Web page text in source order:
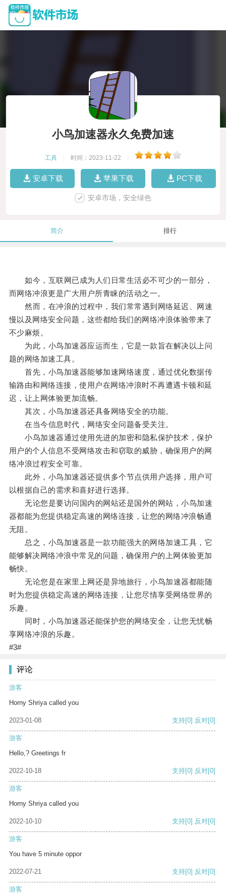
小鸟加速器永久免费加速
工具 时间：2023-11-22
安卓下载 苹果下载 PC下载
安卓市场，安全绿色
简介 排行
如今，互联网已成为人们日常生活必不可少的一部分，
而网络冲浪更是广大用户所青睐的活动之一。
然而，在冲浪的过程中，我们常常遇到网络延迟、网速
慢以及网络安全问题，这些都给我们的网络冲浪体验带来了
不少麻烦。
为此，小鸟加速器应运而生，它是一款旨在解决以上问
题的网络加速工具。
首先，小鸟加速器能够加速网络速度，通过优化数据传
输路由和网络连接，使用户在网络冲浪时不再遭遇卡顿和延
迟，让上网体验更加流畅。
其次，小鸟加速器还具备网络安全的功能。
在当今信息时代，网络安全问题备受关注。
小鸟加速器通过使用先进的加密和隐私保护技术，保护
用户的个人信息不受网络攻击和窃取的威胁，确保用户的网
络冲浪过程安全可靠。
此外，小鸟加速器还提供多个节点供用户选择，用户可
以根据自己的需求和喜好进行选择。
无论您是要访问国内的网站还是国外的网站，小鸟加速
器都能为您提供稳定高速的网络连接，让您的网络冲浪畅通
无阻。
总之，小鸟加速器是一款功能强大的网络加速工具，它
能够解决网络冲浪中常见的问题，确保用户的上网体验更加
畅快。
无论您是在家里上网还是异地旅行，小鸟加速器都能随
时为您提供稳定高速的网络连接，让您尽情享受网络世界的
乐趣。
同时，小鸟加速器还能保护您的网络安全，让您无忧畅
享网络冲浪的乐趣。
#3#
评论
游客
Horny Shriya called you
2023-01-08 支持[0] 反对[0]
游客
Hello,? Greetings fr
2022-10-18 支持[0] 反对[0]
游客
Horny Shriya called you
2022-10-10 支持[0] 反对[0]
游客
You have 5 minute oppor
2022-07-21 支持[0] 反对[0]
游客